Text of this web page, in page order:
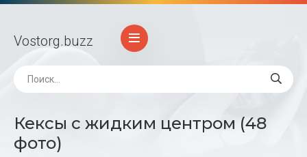
Vostorg.buzz
Кексы с жидким центром (48
фото)